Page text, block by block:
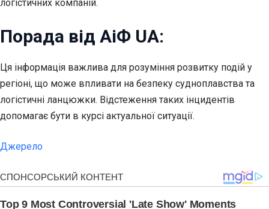
логістичних компаній.
Порада від АіФ UA:
Ця інформація важлива для розуміння розвитку подій у
регіоні, що може впливати на безпеку судноплавства та
логістичні ланцюжки. Відстеження таких інцидентів
допомагає бути в курсі актуальної ситуації.
Джерело